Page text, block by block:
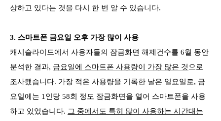
상하고 있다는 것을 다시 한 번 알 수 있습니다.
3. 스마트폰 금요일 오후 가장 많이 사용
캐시슬라이드에서 사용자들의 잠금화면 해제건수를 6월 동안
분석한 결과, 금요일에 스마트폰 사용량이 가장 많은 것 으로
조사됐습니다. 가장 적은 사용량을 기록한 날은 일요일로, 금
요일에는 1인당 58회 정도 잠금화면을 열어 스마트폰을 사용
하고 있었습니다. 그 중에서도 특히 많이 사용하는 시간대는